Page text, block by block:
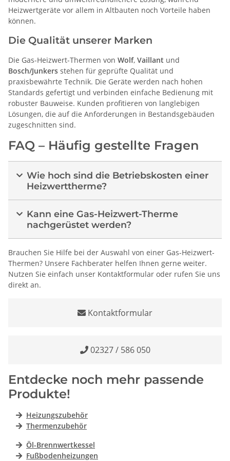
Heizwertgeräte vor allem in Altbauten noch Vorteile haben
können.
Die Qualität unserer Marken
Die Gas-Heizwert-Thermen von Wolf, Vaillant und
Bosch/Junkers stehen für geprüfte Qualität und
praxisbewährte Technik. Die Geräte werden nach hohen
Standards gefertigt und verbinden einfache Bedienung mit
robuster Bauweise. Kunden profitieren von langlebigen
Lösungen, die auf die Anforderungen in Bestandsgebäuden
zugeschnitten sind.
FAQ – Häufig gestellte Fragen
Wie hoch sind die Betriebskosten einer
Heizwerttherme?
Kann eine Gas-Heizwert-Therme
nachgerüstet werden?
Brauchen Sie Hilfe bei der Auswahl von einer Gas-Heizwert-
Thermen? Unsere Fachberater helfen Ihnen gerne weiter.
Nutzen Sie einfach unser Kontaktformular oder rufen Sie uns
direkt an.
Kontaktformular
02327 / 586 050
Entdecke noch mehr passende
Produkte!
Heizungszubehör
Thermenzubehör
Öl-Brennwertkessel
Fußbodenheizungen